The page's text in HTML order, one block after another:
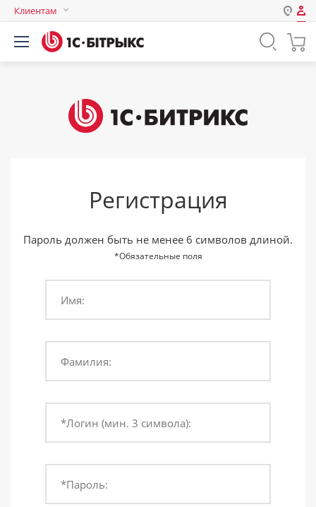
Клиентам
Авторизация
Логин
Запомнить меня на этом
компьютере
Забыли свой пароль?
Регистрация
Пароль должен быть не менее 6 символов длиной.
*Обязательные поля
Имя:
Фамилия:
*Логин (мин. 3 символа):
*Пароль: